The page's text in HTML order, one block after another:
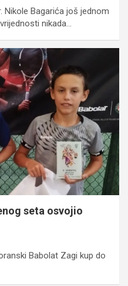
Nikole Bagarića još jednom
nikada…
seta osvojio
Babolat Zagi kup do